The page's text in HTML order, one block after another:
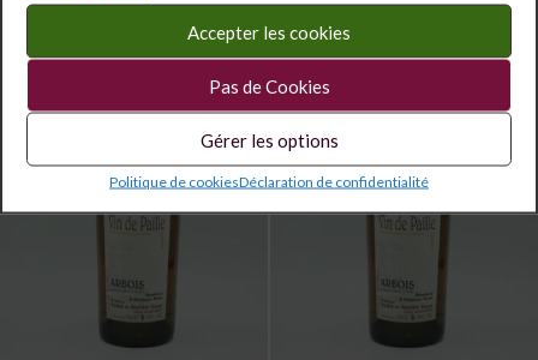
Accepter les cookies
Pas de Cookies
Gérer les options
Politique de cookiesDéclaration de confidentialité